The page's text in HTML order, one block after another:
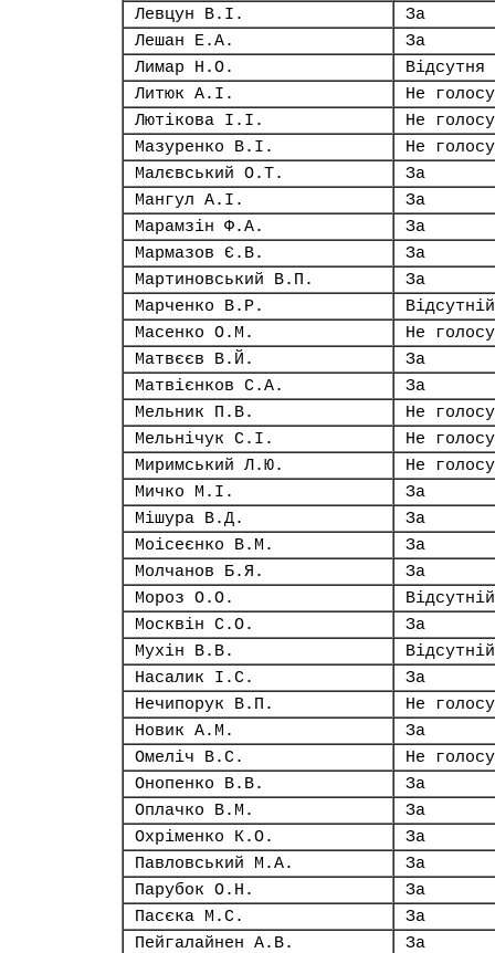
Левцун В.І.
За
Лешан Е.А.
За
Лимар Н.О.
Відсутня
Литюк А.І.
Не
Лютікова І.І.
Не
Мазуренко В.І.
Не
Малєвський О.Т.
За
Мангул А.І.
За
Марамзін Ф.А.
За
Мармазов Є.В.
За
Мартиновський В.П.
За
Марченко В.Р.
Відсутній
Масенко О.М.
Не
Матвєєв В.Й.
За
Матвієнков С.А.
За
Мельник П.В.
Не
Мельнічук С.І.
Не
Миримський Л.Ю.
Не
Мичко М.І.
За
Мішура В.Д.
За
Моісеєнко В.М.
За
Молчанов Б.Я.
За
Мороз О.О.
Відсутній
Москвін С.О.
За
Мухін В.В.
Відсутній
Насалик І.С.
За
Нечипорук В.П.
Не
Новик А.М.
За
Омеліч В.С.
Не
Онопенко В.В.
За
Оплачко В.М.
За
Охріменко К.О.
За
Павловський М.А.
За
Парубок О.Н.
За
Пасєка М.С.
За
Пейгалайнен А.В.
За